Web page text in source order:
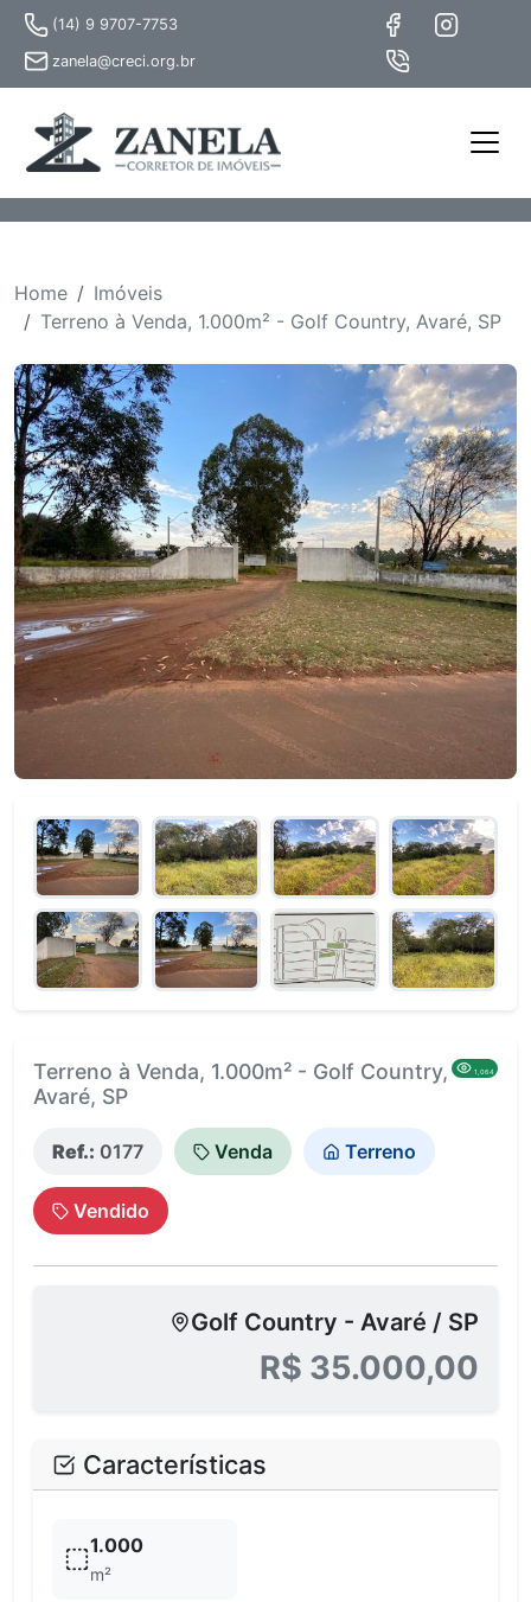
(14) 9 9707-7753
zanela@creci.org.br
Home
Imóveis
Terreno à Venda, 1.000m² - Golf Country, Avaré, SP
Terreno à Venda, 1.000m² - Golf Country,
Avaré, SP
1,064
Ref.: 0177 Venda Terreno
Vendido
Golf Country - Avaré / SP
R$ 35.000,00
Características
1.000
m²